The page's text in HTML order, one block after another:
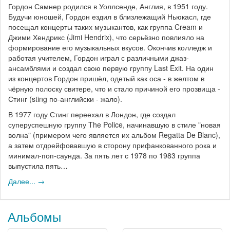
Гордон Самнер родился в Уоллсенде, Англия, в 1951 году.
Будучи юношей, Гордон ездил в близлежащий Ньюкасл, где
посещал концерты таких музыкантов, как группа Cream и
Джими Хендрикс (Jimi Hendrix), что серьёзно повлияло на
формирование его музыкальных вкусов. Окончив колледж и
работая учителем, Гордон играл с различными джаз-
ансамблями и создал свою первую группу Last Exit. На один
из концертов Гордон пришёл, одетый как оса - в желтом в
чёрную полоску свитере, что и стало причиной его прозвища -
Стинг (sting по-английски - жало).
В 1977 году Стинг переехал в Лондон, где создал
суперуспешную группу The Police, начинавшую в стиле "новая
волна" (примером чего является их альбом Regatta De Blanc),
а затем отдрейфовавшую в сторону прифанкованного рока и
минимал-поп-саунда. За пять лет с 1978 по 1983 группа
выпустила пять…
Далее... →
Альбомы